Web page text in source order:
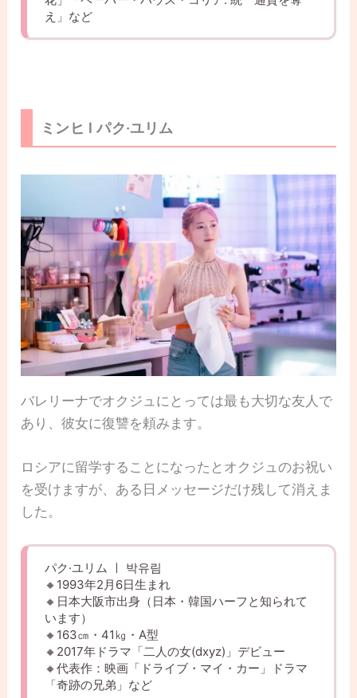
え」など
ミンヒ l パク·ユリム
バレリーナでオクジュにとっては最も大切な友人で
あり、彼女に復讐を頼みます。
ロシアに留学することになったとオクジュのお祝い
を受けますが、ある日メッセージだけ残して消えま
した。
パク·ユリム ㅣ 박유림
🔸1993年2月6日生まれ
🔸日本大阪市出身（日本・韓国ハーフと知られて
います）
🔸163㎝・41㎏・A型
🔸2017年ドラマ「二人の女(dxyz)」デビュー
🔸代表作：映画「ドライブ・マイ・カー」ドラマ
「奇跡の兄弟」など